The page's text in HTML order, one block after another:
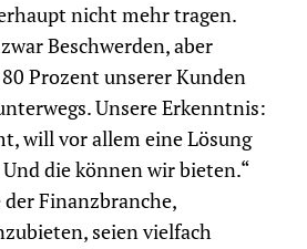
nicht mehr tragen.
Beschwerden, aber
Prozent unserer Kunden
Unsere Erkenntnis:
will vor allem eine Lösung
die können wir bieten.“
der Finanzbranche,
seien vielfach